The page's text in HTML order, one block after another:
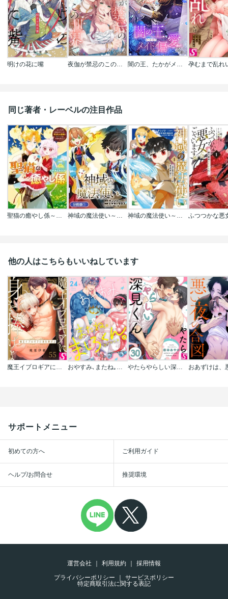
明けの花に嘴 夜伽が禁忌のこの世界で【フルカラー】 闇の王、たかがメイドを偏愛ス。【タテヨミ】【フルカラー】
同じ著者・レーベルの注目作品
聖猫の癒やし係～役立たずと言われましたが､もふもふ聖猫を癒やす力に目覚めました～ 神域の魔法使い～神に愛された落第生は魔法学院へ通う～【分冊版】 神域の魔法使い～神に愛された落第生は魔法学院へ通う～
他の人はこちらもいいねしています
魔王イブロギアに身を捧げよ おやすみ､またね｡ましろくん｡ やたらやらしい深見くん
サポートメニュー
初めての方へ ご利用ガイド
ヘルプ/お問合せ 推奨環境
運営会社 利用規約
採用情報
プライバシーポリシー
サービスポリシー
特定商取引法に関する表記